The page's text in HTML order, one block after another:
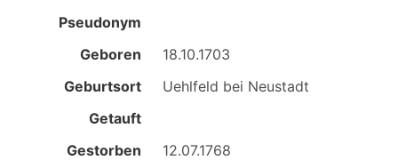
Pseudonym
Geboren
18.10.1703
Geburtsort
Uehlfeld bei Neustadt
Getauft
Gestorben
12.07.1768